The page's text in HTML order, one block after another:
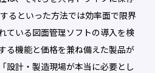
るといった方法では効率面で限界
ている図面管理ソフトの導入を検
る機能と価格を兼ね備えた製品が
設計・製造現場が本当に必要とし